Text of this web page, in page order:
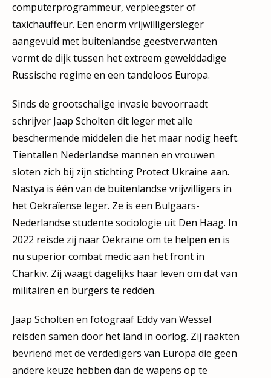
computerprogrammeur, verpleegster of
taxichauffeur. Een enorm vrijwilligersleger
aangevuld met buitenlandse geestverwanten
vormt de dijk tussen het extreem gewelddadige
Russische regime en een tandeloos Europa.
Sinds de grootschalige invasie bevoorraadt
schrijver Jaap Scholten dit leger met alle
beschermende middelen die het maar nodig heeft.
Tientallen Nederlandse mannen en vrouwen
sloten zich bij zijn stichting Protect Ukraine aan.
Nastya is één van de buitenlandse vrijwilligers in
het Oekraïense leger. Ze is een Bulgaars-
Nederlandse studente sociologie uit Den Haag. In
2022 reisde zij naar Oekraïne om te helpen en is
nu superior combat medic aan het front in
Charkiv. Zij waagt dagelijks haar leven om dat van
militairen en burgers te redden.
Jaap Scholten en fotograaf Eddy van Wessel
reisden samen door het land in oorlog. Zij raakten
bevriend met de verdedigers van Europa die geen
andere keuze hebben dan de wapens op te